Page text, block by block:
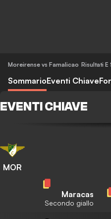
Moreirense vs Famalicao Risultati E
SommarioEventi Chiave
EVENTI CHIAVE
MOR
Maracas
Secondo giallo